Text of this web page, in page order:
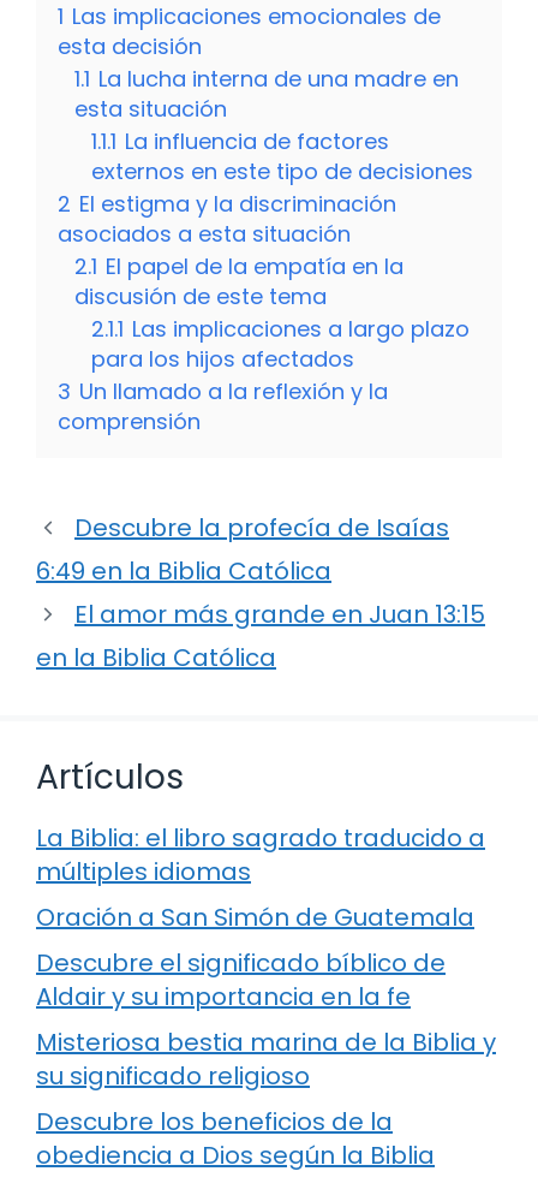
1 Las implicaciones emocionales de
esta decisión
1.1 La lucha interna de una madre en
esta situación
1.1.1 La influencia de factores
externos en este tipo de decisiones
2 El estigma y la discriminación
asociados a esta situación
2.1 El papel de la empatía en la
discusión de este tema
2.1.1 Las implicaciones a largo plazo
para los hijos afectados
3 Un llamado a la reflexión y la
comprensión
Descubre la profecía de Isaías
6:49 en la Biblia Católica
El amor más grande en Juan 13:15
en la Biblia Católica
Artículos
La Biblia: el libro sagrado traducido a
múltiples idiomas
Oración a San Simón de Guatemala
Descubre el significado bíblico de
Aldair y su importancia en la fe
Misteriosa bestia marina de la Biblia y
su significado religioso
Descubre los beneficios de la
obediencia a Dios según la Biblia